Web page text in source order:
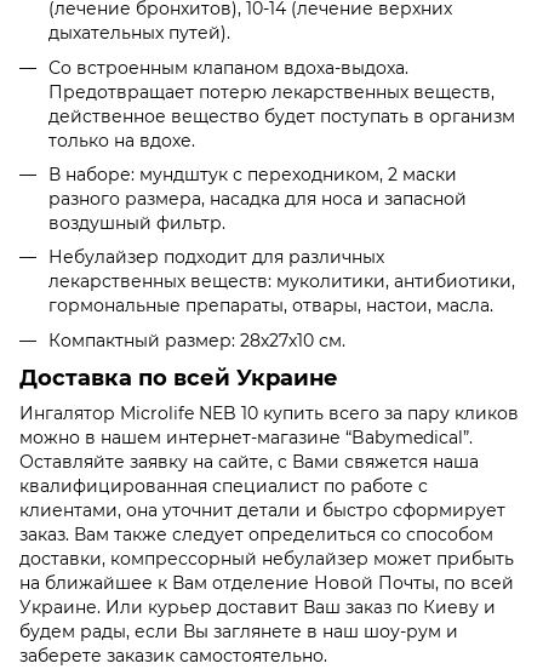
(лечение бронхитов), 10-14 (лечение верхних
дыхательных путей).
Со встроенным клапаном вдоха-выдоха.
Предотвращает потерю лекарственных веществ,
действенное вещество будет поступать в организм
только на вдохе.
В наборе: мундштук с переходником, 2 маски
разного размера, насадка для носа и запасной
воздушный фильтр.
Небулайзер подходит для различных
лекарственных веществ: муколитики, антибиотики,
гормональные препараты, отвары, настои, масла.
Компактный размер: 28х27х10 см.
Доставка по всей Украине
Ингалятор Microlife NEB 10 купить всего за пару кликов
можно в нашем интернет-магазине “Babymedical”.
Оставляйте заявку на сайте, с Вами свяжется наша
квалифицированная специалист по работе с
клиентами, она уточнит детали и быстро сформирует
заказ. Вам также следует определиться со способом
доставки, компрессорный небулайзер может прибыть
на ближайшее к Вам отделение Новой Почты, по всей
Украине. Или курьер доставит Ваш заказ по Киеву и
будем рады, если Вы заглянете в наш шоу-рум и
заберете заказик самостоятельно.